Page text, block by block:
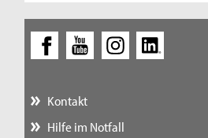
Kontakt
Hilfe im Notfall